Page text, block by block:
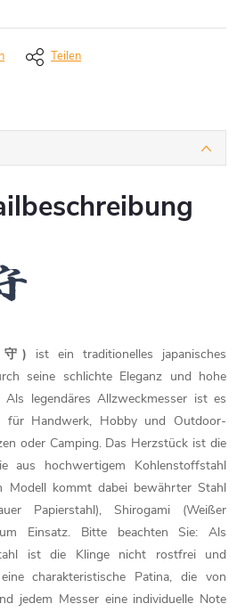
Teilen
守) ist ein traditionelles japanisches
seine schlichte Eleganz und hohe
Als legendäres Allzweckmesser ist es
für Handwerk, Hobby und Outdoor-
oder Camping. Das Herzstück ist die
aus hochwertigem Kohlenstoffstahl
Modell kommt dabei bewährter Stahl
Papierstahl), Shirogami (Weißer
Einsatz. Bitte beachten Sie: Als
ist die Klinge nicht rostfrei und
charakteristische Patina, die von
jedem Messer eine individuelle Note